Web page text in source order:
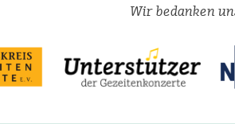
Wir bedanken